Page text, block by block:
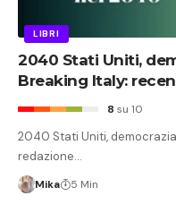
LIBRI
2040 Stati Uniti,
Breaking Italy:
8 su 10
2040 Stati Uniti,
redazione…
Mika 5 Min